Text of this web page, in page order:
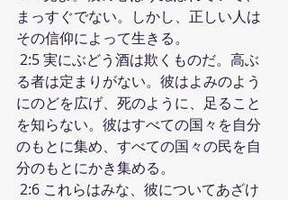
まっすぐでない。しかし、正しい人は
その信仰によって生きる。
る者は定まりがない。彼はよみのよう
にのどを広げ、死のように、足ること
を知らない。彼はすべての国々を自分
のもとに集め、すべての国々の民を自
分のもとにかき集める。